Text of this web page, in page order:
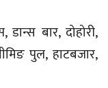
बार, दोहोरी,
पुल, हाटबजार,